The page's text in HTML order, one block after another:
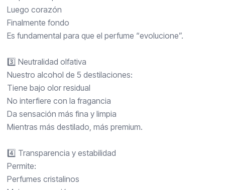
Luego corazón
Finalmente fondo
Es fundamental para que el perfume “evolucione”.
3️⃣ Neutralidad olfativa
Nuestro alcohol de 5 destilaciones:
Tiene bajo olor residual
No interfiere con la fragancia
Da sensación más fina y limpia
Mientras más destilado, más premium.
4️⃣ Transparencia y estabilidad
Permite:
Perfumes cristalinos